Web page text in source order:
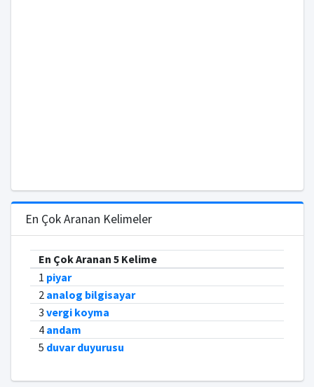
En Çok Aranan Kelimeler
En Çok Aranan 5 Kelime
1 piyar
2 analog bilgisayar
3 vergi koyma
4 andam
5 duvar duyurusu